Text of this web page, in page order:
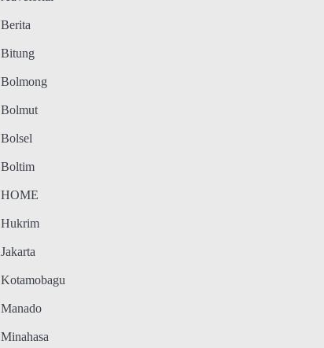
Berita
Bitung
Bolmong
Bolmut
Bolsel
Boltim
HOME
Hukrim
Jakarta
Kotamobagu
Manado
Minahasa